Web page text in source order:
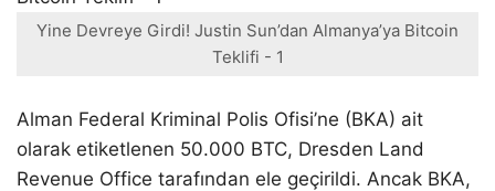
Yine Devreye Girdi! Justin Sun’dan Almanya’ya Bitcoin
Teklifi - 1
Alman Federal Kriminal Polis Ofisi’ne (BKA) ait
olarak etiketlenen 50.000 BTC, Dresden Land
Revenue Office tarafından ele geçirildi. Ancak BKA,